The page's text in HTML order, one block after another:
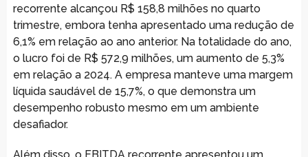
recorrente alcançou R$ 158,8 milhões no quarto
trimestre, embora tenha apresentado uma redução de
6,1% em relação ao ano anterior. Na totalidade do ano,
o lucro foi de R$ 572,9 milhões, um aumento de 5,3%
em relação a 2024. A empresa manteve uma margem
líquida saudável de 15,7%, o que demonstra um
desempenho robusto mesmo em um ambiente
desafiador.
Além disso, o EBITDA recorrente apresentou um